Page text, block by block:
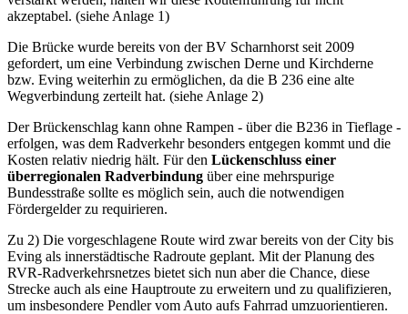
akzeptabel. (siehe Anlage 1)
Die Brücke wurde bereits von der BV Scharnhorst seit 2009
gefordert, um eine Verbindung zwischen Derne und Kirchderne
bzw. Eving weiterhin zu ermöglichen, da die B 236 eine alte
Wegverbindung zerteilt hat. (siehe Anlage 2)
Der Brückenschlag kann ohne Rampen - über die B236 in Tieflage -
erfolgen, was dem Radverkehr besonders entgegen kommt und die
Kosten relativ niedrig hält. Für den Lückenschluss einer
überregionalen Radverbindung über eine mehrspurige
Bundesstraße sollte es möglich sein, auch die notwendigen
Fördergelder zu requirieren.
Zu 2) Die vorgeschlagene Route wird zwar bereits von der City bis
Eving als innerstädtische Radroute geplant. Mit der Planung des
RVR-Radverkehrsnetzes bietet sich nun aber die Chance, diese
Strecke auch als eine Hauptroute zu erweitern und zu qualifizieren,
um insbesondere Pendler vom Auto aufs Fahrrad umzuorientieren.